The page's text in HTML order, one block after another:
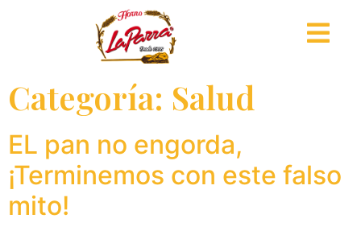
Categoría: Salud
EL pan no engorda,
¡Terminemos con este falso
mito!